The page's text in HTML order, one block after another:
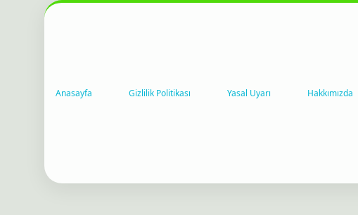
Anasayfa Gizlilik Politikası Yasal Uyarı Hakkımızda